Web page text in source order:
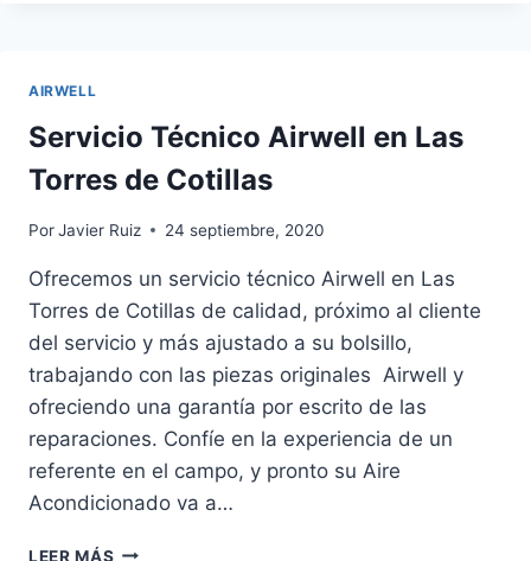
COTILLAS
AIRWELL
Servicio Técnico Airwell en Las
Torres de Cotillas
PorJavier Ruiz 24 septiembre, 2020
Ofrecemos un servicio técnico Airwell en Las
Torres de Cotillas de calidad, próximo al cliente
del servicio y más ajustado a su bolsillo,
trabajando con las piezas originales Airwell y
ofreciendo una garantía por escrito de las
reparaciones. Confíe en la experiencia de un
referente en el campo, y pronto su Aire
Acondicionado va a…
LEER MÁS SERVICIO